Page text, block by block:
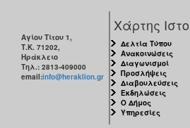
Αγίου Τίτου 1,
Τ.Κ. 71202,
Ηράκλειο
Τηλ.: 2813-409000
email:info@heraklion.gr
Χάρτης
Δελτία Τύπου
Ανακοινώσεις
Διαγωνισμοί
Προσλήψεις
Διαβουλεύσεις
Εκδηλώσεις
Ο Δήμος
Υπηρεσίες